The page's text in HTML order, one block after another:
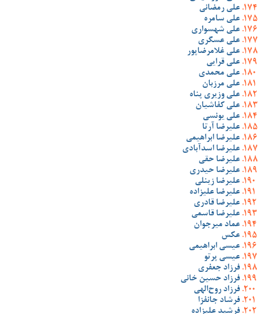
علی رمضانی
علی سامره
علی شهسواری
علی عسگری
علی غلامرضاپور
علی قرایی
علی محمدی
علی مرزبان
علی وزیری پناه
علی کفاشیان
علی یونسی
علیرضا آرتا
علیرضا ابراهیمی
علیرضا اسدآبادی
علیرضا حقی
علیرضا حیدری
علیرضا زینلی
علیرضا علیزاده
علیرضا قادری
علیرضا قاسمی
عماد میرجوان
عکس
عیسی ابراهیمی
عیسی پرتو
فرزاد جعفری
فرزاد حسین خانی
فرزاد روح‌الهی
فرشاد جانفزا
فرشید علیزاده